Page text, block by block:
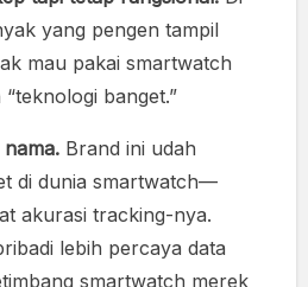
yang pengen tampil
mau pakai smartwatch
banget.”
Brand ini udah
di dunia smartwatch—
akurasi tracking-nya.
lebih percaya data
smartwatch merek